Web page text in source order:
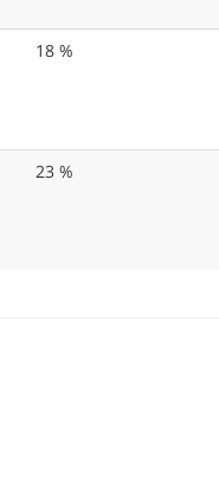
18 %
23 %